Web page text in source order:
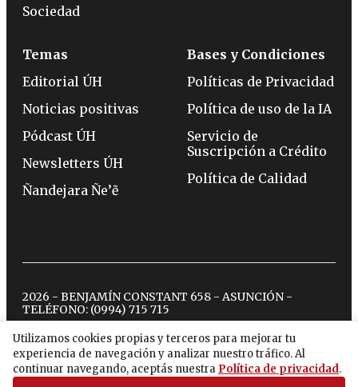
Utilizamos cookies propias y terceros para mejorar tu
experiencia de navegación y analizar nuestro tráfico. Al
continuar navegando, aceptás nuestra Política de privacidad.
Sociedad
Temas
Editorial ÚH
Noticias positivas
Pódcast ÚH
Newsletters ÚH
Ñandejara Ñe’ẽ
Bases y Condiciones
Políticas de Privacidad
Política de uso de la IA
Servicio de
Suscripción a Crédito
Política de Calidad
2026 - BENJAMÍN CONSTANT 658 - ASUNCIÓN -
TELÉFONO: (0994) 715 715
twitterinstagram
facebook
tiktokyoutubespotify